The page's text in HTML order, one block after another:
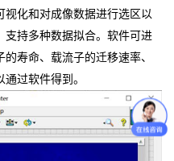
化和对成像数据进行选区以
支持多种数据拟合。软件可进
寿命、载流子的迁移速率、
过软件得到。